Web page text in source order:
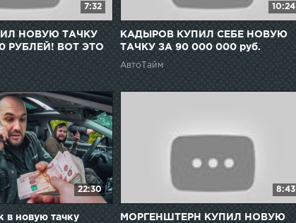
7:32
НОВУЮ ТАЧКУ
РУБЛЕЙ! ВОТ ЭТО
10:24
КАДЫРОВ КУПИЛ СЕБЕ НОВУЮ
ТАЧКУ ЗА 90 000 000 руб.
АвтоТайм
22:30
новую тачку
8:43
МОРГЕНШТЕРН КУПИЛ НОВУЮ